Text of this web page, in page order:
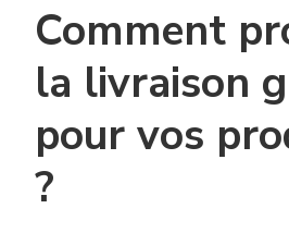
Comment
la livraison
pour vos
?